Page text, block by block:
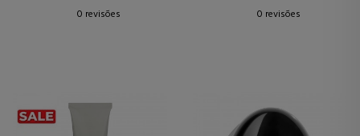
0 revisões
0 revisões